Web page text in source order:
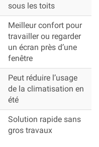
sous les toits
Meilleur confort pour
travailler ou regarder
un écran près d’une
fenêtre
Peut réduire l’usage
de la climatisation en
été
Solution rapide sans
gros travaux